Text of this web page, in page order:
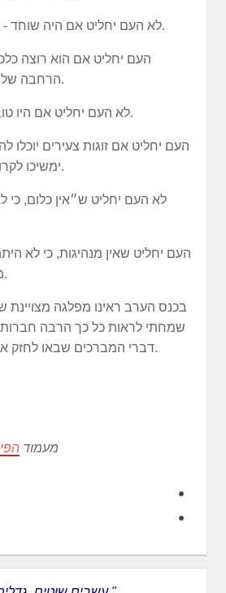
לא העם יחליט אם היה שוחד - עם כסף או בלי כסף.
העם יחליט אם הוא רוצה
הרחבה של הפערים החברתיים.
לא העם יחליט אם היו טובות הנאה מטייקונים.
העם יחליט אם זוגות צעירים יוכלו
ימשיכו לקרוס תחת יוקר המחיה.
לא העם יחליט ש״אין כלום, כי
העם יחליט שאין מנהיגות, כי לא
מנהיגות תחת נתניהו.
בכנס הערב ראינו מפלגה מצויינת
שמחתי לראות כל כך הרבה
דברי המברכים שבאו לחזק את האחדות במפלגה.
מעמוד